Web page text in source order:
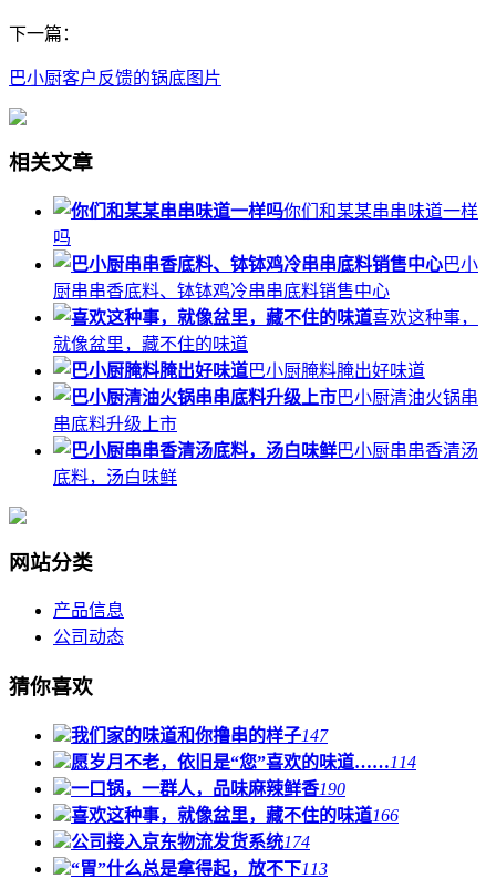
下一篇：
巴小厨客户反馈的锅底图片
相关文章
你们和某某串串味道一样
吗
巴小
厨串串香底料、钵钵鸡冷串串底料销售中心
喜欢这种事，
就像盆里，藏不住的味道
巴小厨腌料腌出好味道
巴小厨清油火锅串
串底料升级上市
巴小厨串串香清汤
底料，汤白味鲜
网站分类
产品信息
公司动态
猜你喜欢
我们家的味道和你撸串的样子147
愿岁月不老，依旧是“您”喜欢的味道……114
一口锅，一群人，品味麻辣鲜香190
喜欢这种事，就像盆里，藏不住的味道166
公司接入京东物流发货系统174
“胃”什么总是拿得起，放不下113